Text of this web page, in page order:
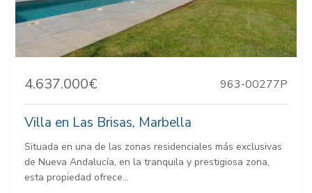
4.637.000€ 963-00277P
Villa en Las Brisas, Marbella
Situada en una de las zonas residenciales más exclusivas
de Nueva Andalucía, en la tranquila y prestigiosa zona,
esta propiedad ofrece...